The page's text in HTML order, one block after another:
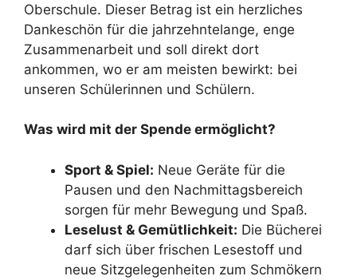
Oberschule. Dieser Betrag ist ein herzliches
Dankeschön für die jahrzehntelange, enge
Zusammenarbeit und soll direkt dort
ankommen, wo er am meisten bewirkt: bei
unseren Schülerinnen und Schülern.
Was wird mit der Spende ermöglicht?
Sport & Spiel: Neue Geräte für die
Pausen und den Nachmittagsbereich
sorgen für mehr Bewegung und Spaß.
Leselust & Gemütlichkeit: Die Bücherei
darf sich über frischen Lesestoff und
neue Sitzgelegenheiten zum Schmökern